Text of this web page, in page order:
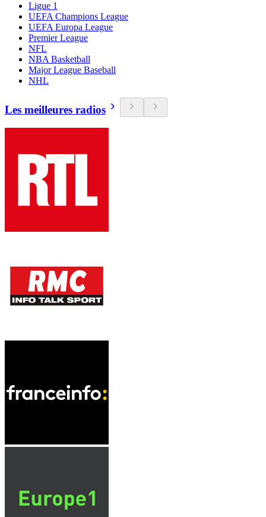
Ligue 1
UEFA Champions League
UEFA Europa League
Premier League
NFL
NBA Basketball
Major League Baseball
NHL
Les meilleures radios